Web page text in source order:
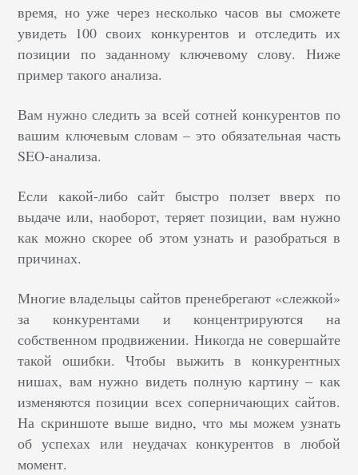
время, но уже через несколько часов вы сможете
увидеть 100 своих конкурентов и отследить их
позиции по заданному ключевому слову. Ниже
пример такого анализа.
Вам нужно следить за всей сотней конкурентов по
вашим ключевым словам – это обязательная часть
SEO-анализа.
Если какой-либо сайт быстро ползет вверх по
выдаче или, наоборот, теряет позиции, вам нужно
как можно скорее об этом узнать и разобраться в
причинах.
Многие владельцы сайтов пренебрегают «слежкой»
за конкурентами и концентрируются на
собственном продвижении. Никогда не совершайте
такой ошибки. Чтобы выжить в конкурентных
нишах, вам нужно видеть полную картину – как
изменяются позиции всех соперничающих сайтов.
На скриншоте выше видно, что мы можем узнать
об успехах или неудачах конкурентов в любой
момент.